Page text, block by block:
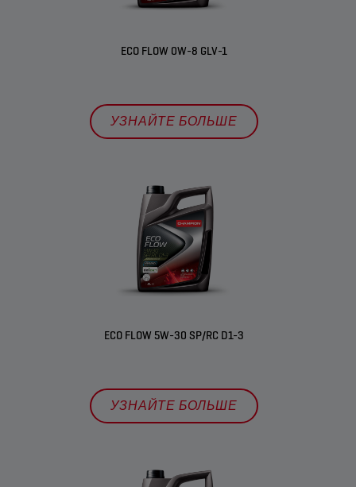
ECO FLOW 0W-8 GLV-1
УЗНАЙТЕ БОЛЬШЕ
ECO FLOW 5W-30 SP/RC D1-3
УЗНАЙТЕ БОЛЬШЕ